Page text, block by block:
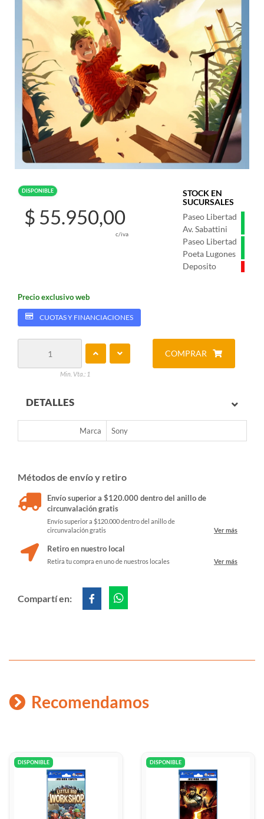
DISPONIBLE
STOCK EN
SUCURSALES
Paseo Libertad
Av. Sabattini
Paseo Libertad
Poeta Lugones
Deposito
$ 55.950,00
c/iva
Precio exclusivo web
CUOTAS Y FINANCIACIONES
Min. Vta.: 1
COMPRAR
DETALLES
Marca Sony
Métodos de envío y retiro
Envío superior a $120.000 dentro del anillo de
circunvalación gratis
Envío superior a $120.000 dentro del anillo de
circunvalación gratis
Ver más
Retiro en nuestro local
Retira tu compra en uno de nuestros locales Ver más
Compartí en:
Recomendamos